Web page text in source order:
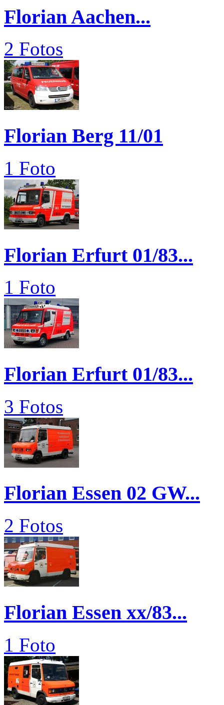
Florian Aachen...
2 Fotos
Florian Berg 11/01
1 Foto
Florian Erfurt 01/83...
1 Foto
Florian Erfurt 01/83...
3 Fotos
Florian Essen 02 GW...
2 Fotos
Florian Essen xx/83...
1 Foto